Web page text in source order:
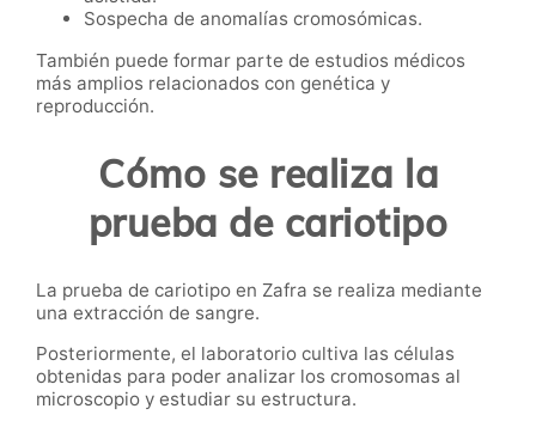
Sospecha de anomalías cromosómicas.
También puede formar parte de estudios médicos
más amplios relacionados con genética y
reproducción.
Cómo se realiza la
prueba de cariotipo
La prueba de cariotipo en Zafra se realiza mediante
una extracción de sangre.
Posteriormente, el laboratorio cultiva las células
obtenidas para poder analizar los cromosomas al
microscopio y estudiar su estructura.